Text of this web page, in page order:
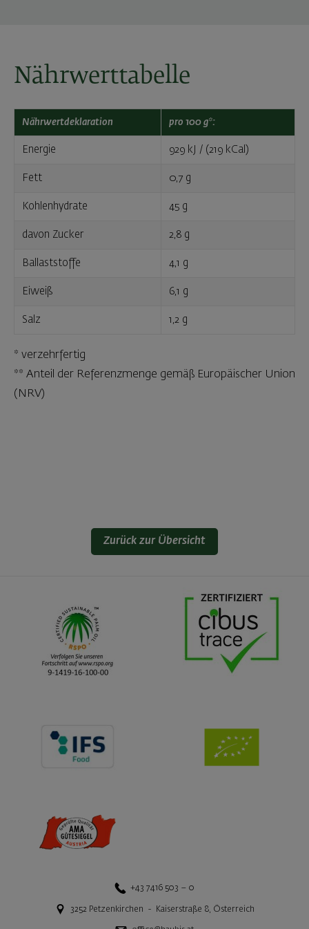
Nährwerttabelle
Nährwertdeklaration pro 100 g*:
Energie 929 kJ / (219 kCal)
Fett 0,7 g
Kohlenhydrate 45 g
davon Zucker 2,8 g
Ballaststoffe 4,1 g
Eiweiß 6,1 g
Salz 1,2 g
* verzehrfertig
** Anteil der Referenzmenge gemäß Europäischer Union
(NRV)
Zurück zur Übersicht
+43 7416 503 – 0
3252 Petzenkirchen - Kaiserstraße 8, Österreich